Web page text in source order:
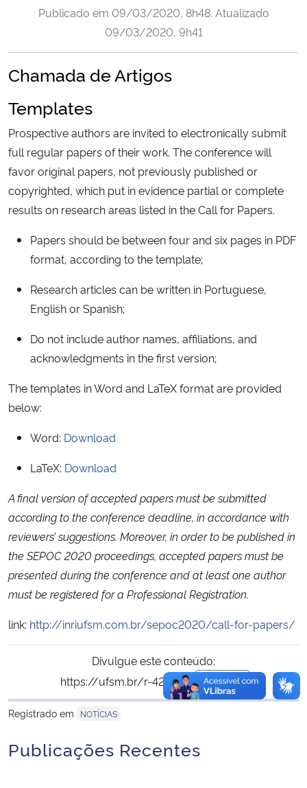
Ministério da Cidadania
Ministério de Minas e Energia
Ministério da Ciência, Tecnologia, Inovações e Comunicações
Ministério do Meio Ambiente
Ministério do Turismo
Controladoria-Geral da União
Ministério da Mulher, da Família e dos Direitos Humanos
Secretaria-Geral
Gabinete de Segurança Institucional
Planalto
Publicado em 09/03/2020, 8h48. Atualizado
09/03/2020, 9h41
Chamada de Artigos
Templates
Prospective authors are invited to electronically submit
full regular papers of their work. The conference will
favor original papers, not previously published or
copyrighted, which put in evidence partial or complete
results on research areas listed in the Call for Papers.
Papers should be between four and six pages in PDF
format, according to the template;
Research articles can be written in Portuguese,
English or Spanish;
Do not include author names, affiliations, and
acknowledgments in the first version;
The templates in Word and LaTeX format are provided
below:
Word: Download
LaTeX: Download
A final version of accepted papers must be submitted
according to the conference deadline, in accordance with
reviewers’ suggestions. Moreover, in order to be published in
the SEPOC 2020 proceedings, accepted papers must be
presented during the conference and at least one author
must be registered for a Professional Registration.
link: http://inriufsm.com.br/sepoc2020/call-for-papers/
Divulgue este conteúdo:
https://ufsm.br/r-426-745
Copiar
para área de
Registrado em
NOTÍCIAS
Publicações Recentes